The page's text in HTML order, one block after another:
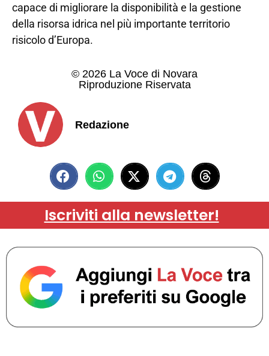
capace di migliorare la disponibilità e la gestione
della risorsa idrica nel più importante territorio
risicolo d’Europa.
© 2026 La Voce di Novara
Riproduzione Riservata
Redazione
Iscriviti alla newsletter!